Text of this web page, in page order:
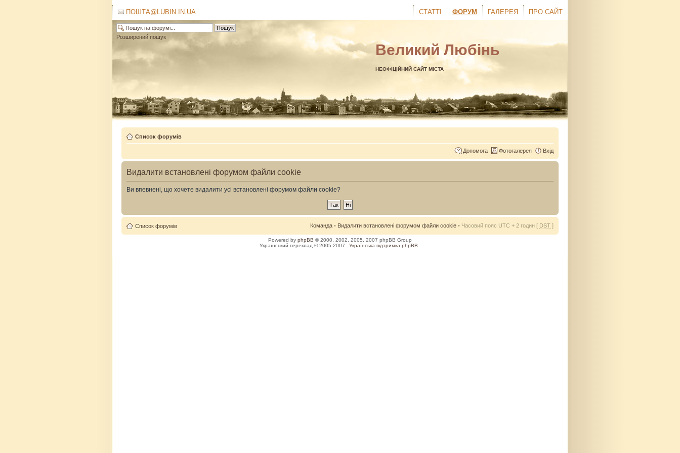
ПРО САЙТ
ГАЛЕРЕЯ
ФОРУМ
СТАТТІ
ПОШТА@LUBIN.IN.UA
Великий Любінь
НЕОФІЦІЙНИЙ САЙТ МІСТА
Розширений пошук
Список форумів
Допомога Фотогалерея Вхід
Видалити встановлені форумом файли cookie
Ви впевнені, що хочете видалити усі встановлені форумом файли cookie?
Список форумів Команда • Видалити встановлені форумом файли cookie • Часовий пояс UTC + 2 годин [ DST ]
Powered by phpBB © 2000, 2002, 2005, 2007 phpBB Group
Український переклад © 2005-2007
Українська підтримка phpBB